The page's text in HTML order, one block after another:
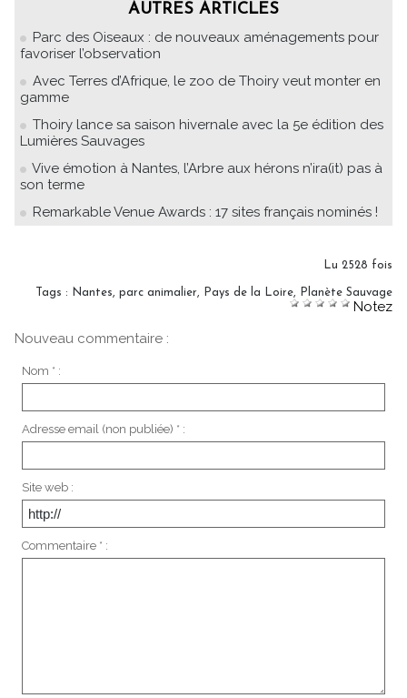
AUTRES ARTICLES
Parc des Oiseaux : de nouveaux aménagements pour
favoriser l’observation
Avec Terres d’Afrique, le zoo de Thoiry veut monter en
gamme
Thoiry lance sa saison hivernale avec la 5e édition des
Lumières Sauvages
Vive émotion à Nantes, l’Arbre aux hérons n’ira(it) pas à
son terme
Remarkable Venue Awards : 17 sites français nominés !
Lu 2528 fois
Tags : Nantes, parc animalier, Pays de la Loire, Planète Sauvage
Notez
Nouveau commentaire :
Nom * :
Adresse email (non publiée) * :
Site web :
Commentaire * :